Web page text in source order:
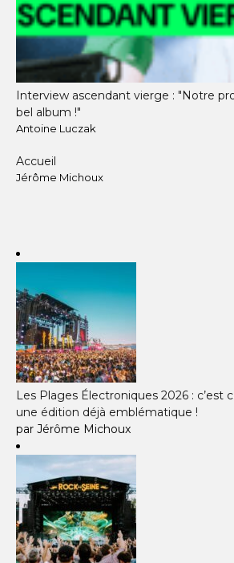
Interview ascendant vierge : "Notre
bel album !"
Antoine Luczak
Accueil
Jérôme Michoux
Les Plages Électroniques 2026 : c’est
une édition déjà emblématique !
par Jérôme Michoux